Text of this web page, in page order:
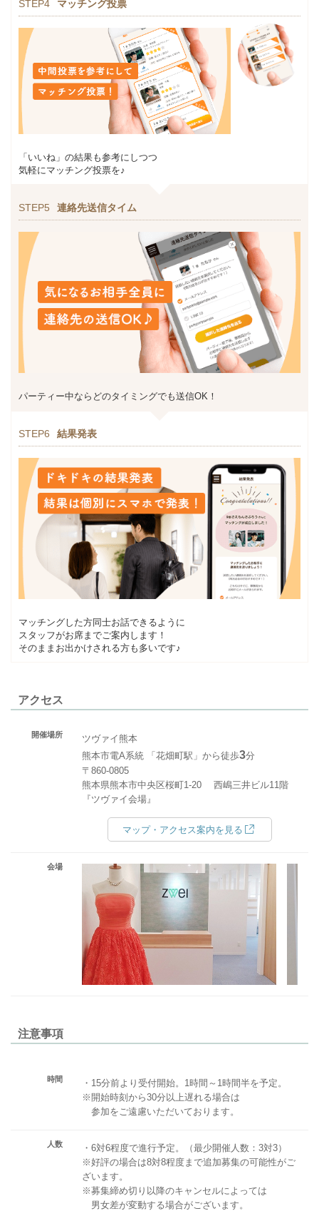
STEP4 マッチング投票
「いいね」の結果も参考にしつつ
気軽にマッチング投票を♪
STEP5 連絡先送信タイム
パーティー中ならどのタイミングでも送信OK！
STEP6 結果発表
マッチングした方同士お話できるように
スタッフがお席までご案内します！
そのままお出かけされる方も多いです♪
アクセス
開催場所
ツヴァイ熊本
熊本市電A系統 「花畑町駅」から徒歩3分
〒860-0805
熊本県熊本市中央区桜町1-20 西嶋三井ビル11階
『ツヴァイ会場』
マップ・アクセス案内を見る
会場
注意事項
時間
・15分前より受付開始。1時間～1時間半を予定。
※開始時刻から30分以上遅れる場合は
参加をご遠慮いただいております。
人数
・6対6程度で進行予定。（最少開催人数：3対3）
※好評の場合は8対8程度まで追加募集の可能性がご
ざいます。
※募集締め切り以降のキャンセルによっては
男女差が変動する場合がございます。